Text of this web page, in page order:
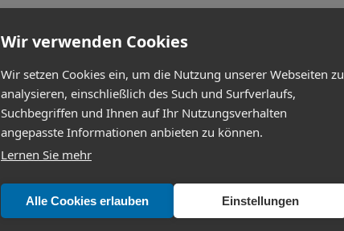
Wir verwenden Cookies
Wir setzen Cookies ein, um die Nutzung unserer Webseiten zu
analysieren, einschließlich des Such und Surfverlaufs,
Suchbegriffen und Ihnen auf Ihr Nutzungsverhalten
angepasste Informationen anbieten zu können.
Lernen Sie mehr
Alle Cookies erlauben Einstellungen